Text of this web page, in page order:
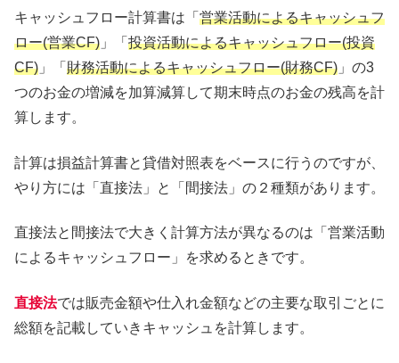
キャッシュフロー計算書は「 営業活動によるキャッシュフ
ロー(営業CF) 」「 投資活動によるキャッシュフロー(投資
CF) 」「 財務活動によるキャッシュフロー(財務CF) 」の3
つのお金の増減を加算減算して期末時点のお金の残高を計
算します。
計算は損益計算書と貸借対照表をベースに行うのですが、
やり方には「直接法」と「間接法」の２種類があります。
直接法と間接法で大きく計算方法が異なるのは「営業活動
によるキャッシュフロー」を求めるときです。
直接法では販売金額や仕入れ金額などの主要な取引ごとに
総額を記載していきキャッシュを計算します。